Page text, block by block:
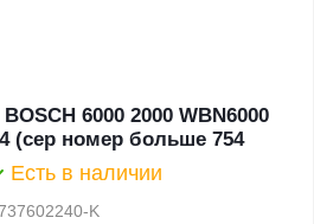
6000 2000 WBN6000
(сер номер больше 754
Есть в наличии
K